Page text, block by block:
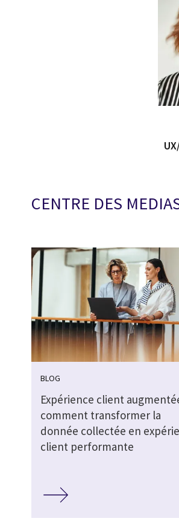
CENTRE DES
BLOG
Expérience client
comment transformer la
donnée collectée en
client performante